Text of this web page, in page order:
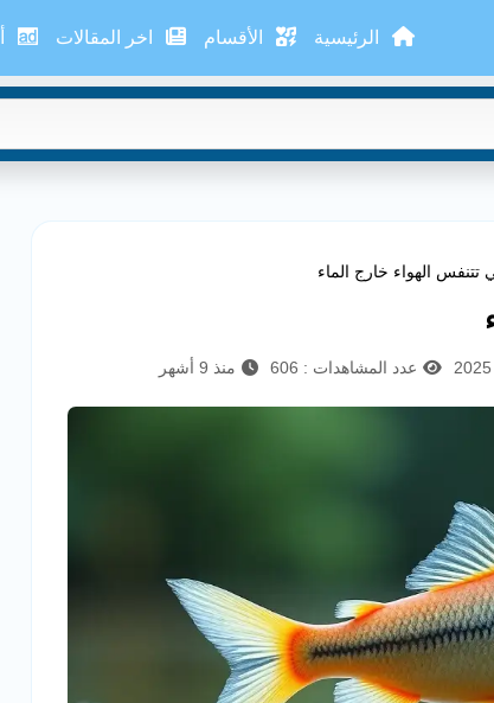
الرئيسية الأقسام اخر المقالات
تتنفس الهواء خارج الماء
عدد المشاهدات : 606 منذ 9 أشهر